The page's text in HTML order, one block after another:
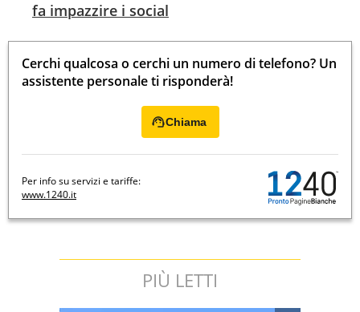
fa impazzire i social
Cerchi qualcosa o cerchi un numero di telefono? Un
assistente personale ti risponderà!
Chiama
Per info su servizi e tariffe:
www.1240.it
PIÙ LETTI